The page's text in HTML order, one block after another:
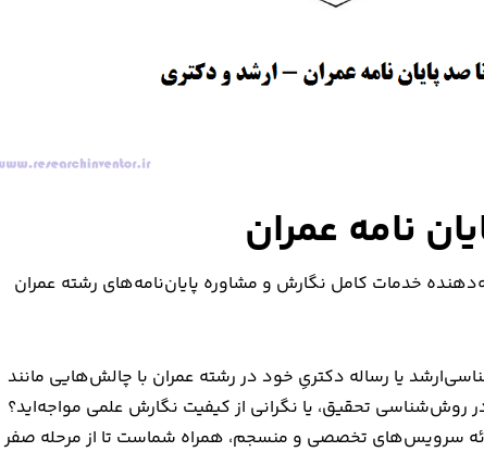
نامه عمران
خدمات کامل نگارش و مشاوره پایان‌نامه‌های رشته عمران
یا رساله دکتریِ خود در رشته عمران با چالش‌هایی مانند
روش‌شناسی تحقیق، یا نگرانی از کیفیت نگارش علمی مواجه‌اید؟
سرویس‌های تخصصی و منسجم، همراه شماست تا از مرحله صفر